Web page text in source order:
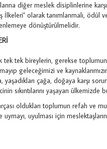
diğer meslek disiplinlerine
İlkeleri" olarak tanımlanmalı, ödül
dönüştürülmelidir.
tek bireylerin, gerekse toplumun
geleceğimizi ve
çağa, doğaya karşı
sıkıntılarını yaşayan
oldukları toplumun refah ve
uyulması için